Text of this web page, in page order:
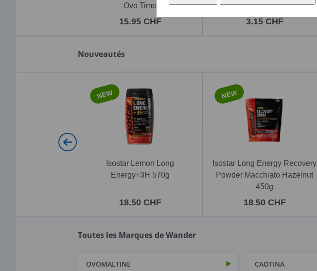
Ovo Time
15.95 CHF
Twinings Earl Grey
3.15 CHF
Nouveautés
NEW
Isostar Lemon Long
Energy+3H 570g
18.50 CHF
NEW
Isostar Long Energy Recovery
Powder Macchiato Hazelnut
450g
18.50 CHF
Toutes les Marques de Wander
OVOMALTINE CAOTINA